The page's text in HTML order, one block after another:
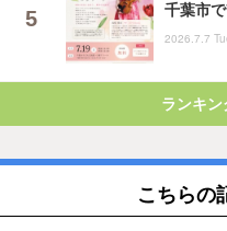
千葉市
2026.7.7
ランキン
こちらの